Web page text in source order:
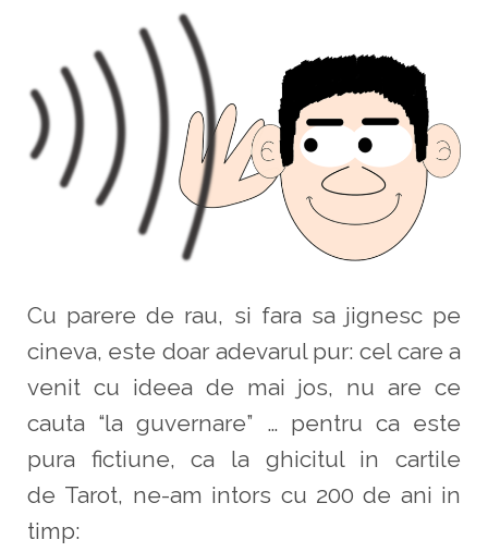
Cu parere de rau, si fara sa jignesc pe
cineva, este doar adevarul pur: cel care a
venit cu ideea de mai jos, nu are ce
cauta “la guvernare” … pentru ca este
pura fictiune, ca la ghicitul in cartile
de Tarot, ne-am intors cu 200 de ani in
timp: